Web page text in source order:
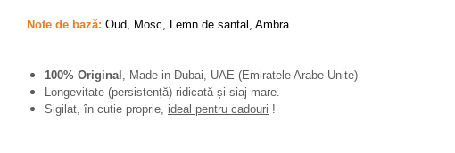
Grandeur Elite
Jenny Glow
Note de bază: Oud, Mosc, Lemn de santal, Ambra
100% Original , Made in Dubai, UAE (Emiratele Arabe Unite)
Longevitate (persistență) ridicată și siaj mare.
Sigilat, în cutie proprie, ideal pentru cadouri !